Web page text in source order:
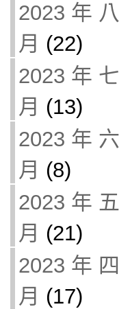
2023 年 八
月 (22)
2023 年 七
月 (13)
2023 年 六
月 (8)
2023 年 五
月 (21)
2023 年 四
月 (17)